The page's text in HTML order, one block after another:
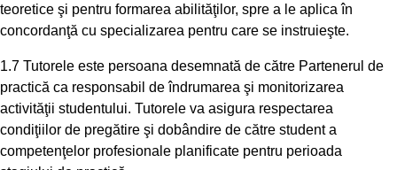
teoretice şi pentru formarea abilităţilor, spre a le aplica în
concordanţă cu specializarea pentru care se instruieşte.
1.7 Tutorele este persoana desemnată de către Partenerul de
practică ca responsabil de îndrumarea şi monitorizarea
activităţii studentului. Tutorele va asigura respectarea
condiţiilor de pregătire şi dobândire de către student a
competenţelor profesionale planificate pentru perioada